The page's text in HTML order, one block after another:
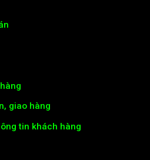
giao hàng
tin khách hàng